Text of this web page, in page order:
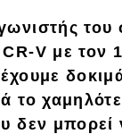
του
V με τον
το
δεν